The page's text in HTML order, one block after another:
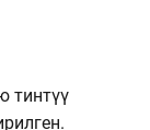
тинтүү